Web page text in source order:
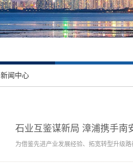
新闻中心
石业互鉴谋新局 漳浦携手南
为借鉴先进产业发展经验、拓宽转型升级